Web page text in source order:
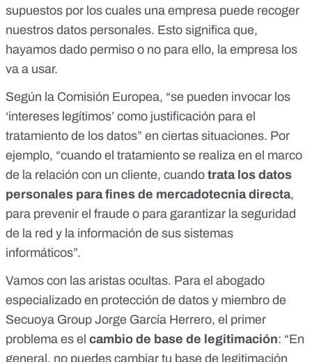
supuestos por los cuales una empresa puede recoger
nuestros datos personales. Esto significa que,
hayamos dado permiso o no para ello, la empresa los
va a usar.
Según la Comisión Europea, “se pueden invocar los
‘intereses legítimos’ como justificación para el
tratamiento de los datos” en ciertas situaciones. Por
ejemplo, “cuando el tratamiento se realiza en el marco
de la relación con un cliente, cuando trata los datos
personales para fines de mercadotecnia directa,
para prevenir el fraude o para garantizar la seguridad
de la red y la información de sus sistemas
informáticos”.
Vamos con las aristas ocultas. Para el abogado
especializado en protección de datos y miembro de
Secuoya Group Jorge García Herrero, el primer
problema es el cambio de base de legitimación: “En
general, no puedes cambiar tu base de legitimación